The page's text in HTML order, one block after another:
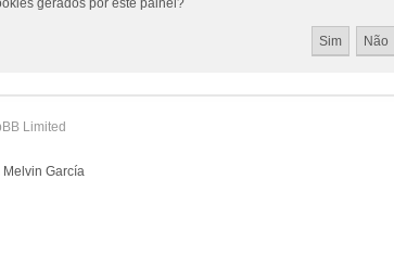
gerados por este painel?
Limited
Melvin García